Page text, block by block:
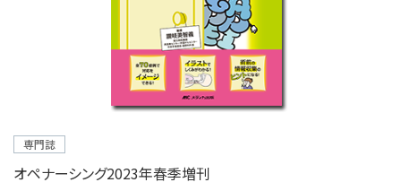
専門誌
オペナーシング2023年春季増刊